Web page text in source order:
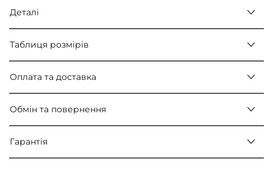
Деталі
Таблиця розмірів
Оплата та доставка
Обмін та повернення
Гарантія